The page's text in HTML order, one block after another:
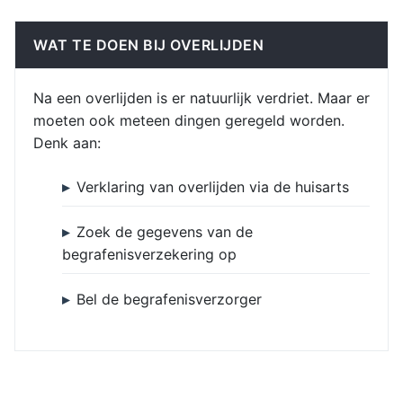
WAT TE DOEN BIJ OVERLIJDEN
Na een overlijden is er natuurlijk verdriet. Maar er
moeten ook meteen dingen geregeld worden.
Denk aan:
Verklaring van overlijden via de huisarts
Zoek de gegevens van de
begrafenisverzekering op
Bel de begrafenisverzorger